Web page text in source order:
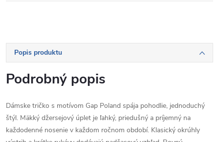
Popis produktu
Podrobný popis
Dámske tričko s motívom Gap Poland spája pohodlie, jednoduchý
štýl. Mäkký džersejový úplet je ľahký, priedušný a príjemný na
každodenné nosenie v každom ročnom období. Klasický okrúhly